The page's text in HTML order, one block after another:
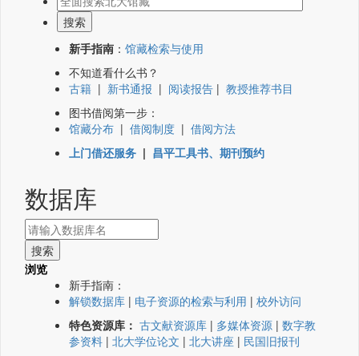
新手指南 ： 馆藏检索与使用
不知道看什么书？
古籍 | 新书通报 | 阅读报告 | 教授推荐书目
图书借阅第一步：
馆藏分布 | 借阅制度 | 借阅方法
上门借还服务 | 昌平工具书、期刊预约
数据库
浏览
新手指南：
解锁数据库 | 电子资源的检索与利用 | 校外访问
特色资源库： 古文献资源库 | 多媒体资源 | 数字教
参资料 | 北大学位论文 | 北大讲座 | 民国旧报刊